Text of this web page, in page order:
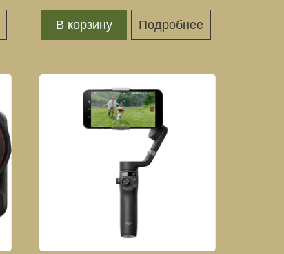
В корзину Подробнее